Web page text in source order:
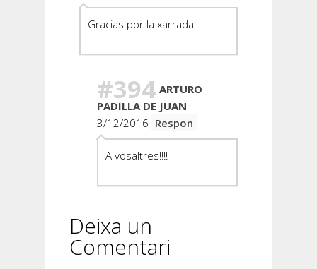
Gracias por la xarrada
#394 ARTURO
PADILLA DE JUAN
3/12/2016 Respon
A vosaltres!!!!
Deixa un
Comentari